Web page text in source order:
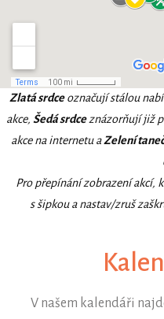
Zlatá srdceoznačují stálou
akce, Šedá srdceznázorňují již
akce na internetu aZelení
Pro přepínání zobrazení akcí,
s šipkou a nastav/zruš
V našem kalendáři